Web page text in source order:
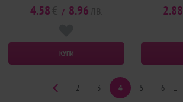
4.58 / 8.96
КУПИ
2.88
2 3 4 5 6 ...